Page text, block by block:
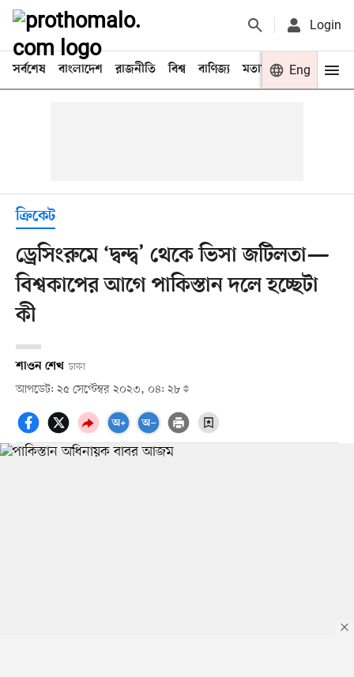
Login
সর্বশেষ বাংলাদেশ রাজনীতি বিশ্ব বাণিজ্য মতামত খেলা
Eng
ক্রিকেট
ড্রেসিংরুমে ‘দ্বন্দ্ব’ থেকে ভিসা জটিলতা—
বিশ্বকাপের আগে পাকিস্তান দলে হচ্ছেটা
কী
শাওন শেখ ঢাকা
আপডেট: ২৫ সেপ্টেম্বর ২০২৩, ০৪: ২৮